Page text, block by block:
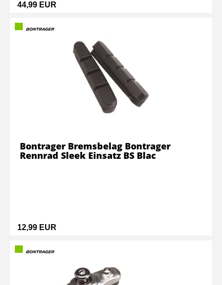
44,99 EUR
12,99 EUR
Bontrager Bremsbelag Bontrager
Rennrad Sleek Einsatz BS Blac